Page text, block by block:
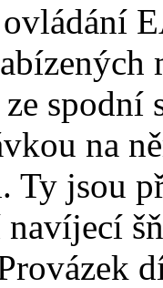
ovládání
spodní
na
Ty jsou